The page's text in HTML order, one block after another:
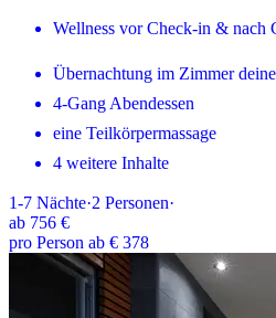
Wellness vor Check-in & nach
Übernachtung im Zimmer
4-Gang Abendessen
eine Teilkörpermassage
4 weitere Inhalte
1-7 Nächte·2 Personen·
ab 756 €
pro Person ab € 378